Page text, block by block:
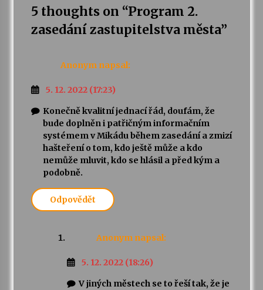
22. 7. 2026
14. 7. 2026
Za kulturou kousek za Humpolec. V Želivě ožije
odkaz Josefa Čapka
Varhanní recitál Michala Novenka v Klášteře
Petr Adamec – Malovaný svět
5 thoughts on “Program 2.
zasedání zastupitelstva města”
Anonym napsal:
5. 12. 2022 (17:23)
Konečně kvalitní jednací řád, doufám, že
bude doplněn i patřičným informačním
systémem v Mikádu během zasedání a zmizí
hašteření o tom, kdo ještě může a kdo
nemůže mluvit, kdo se hlásil a před kým a
podobně.
Odpovědět
Anonym napsal:
5. 12. 2022 (18:26)
V jiných městech se to řeší tak, že je